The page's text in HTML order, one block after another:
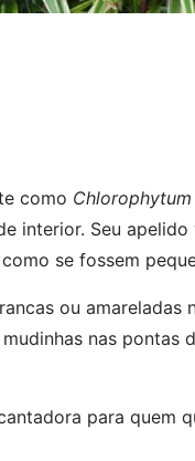
como
interior. Seu
se fossem
ou
nas pontas
para quem